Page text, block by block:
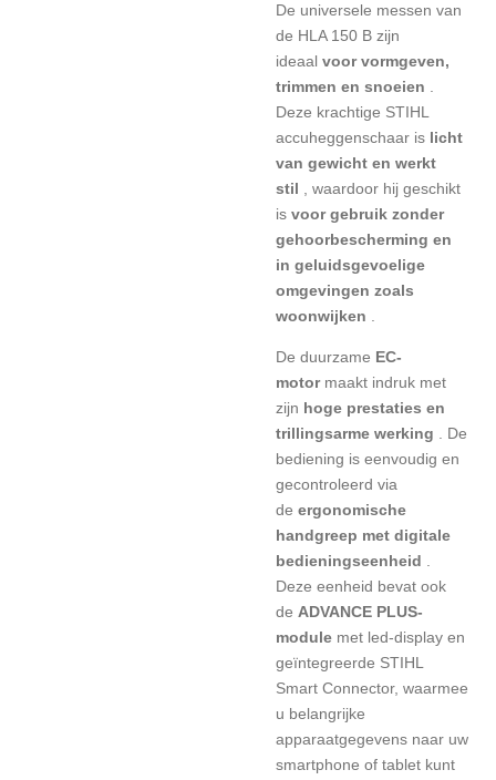
De universele messen van
de HLA 150 B zijn
ideaal voor vormgeven,
trimmen en snoeien
Deze krachtige STIHL
accuheggenschaar is licht
van gewicht en werkt
stil
, waardoor hij geschikt
is voor gebruik zonder
gehoorbescherming en
in geluidsgevoelige
omgevingen zoals
woonwijken
De duurzame EC-
motor maakt indruk met
zijn hoge prestaties en
trillingsarme werking
. De
bediening is eenvoudig en
gecontroleerd via
de ergonomische
handgreep met digitale
bedieningseenheid
Deze eenheid bevat ook
de ADVANCE PLUS-
module met led-display en
geïntegreerde STIHL
Smart Connector, waarmee
u belangrijke
apparaatgegevens naar uw
smartphone of tablet kunt